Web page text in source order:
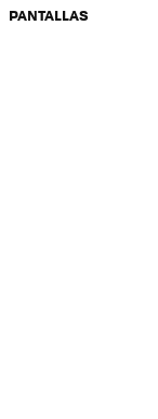
PANTALLAS